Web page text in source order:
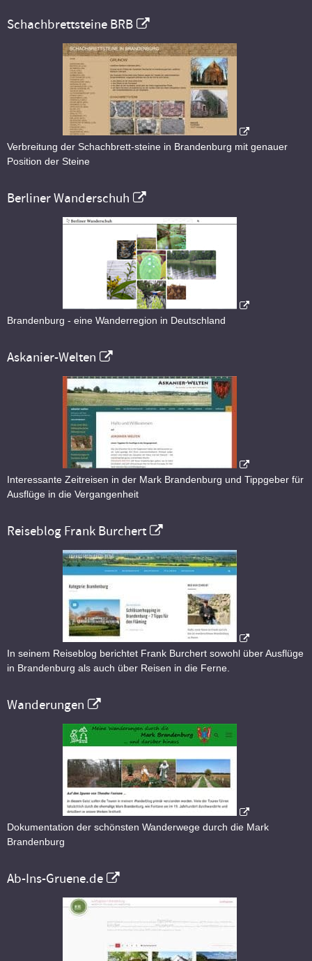
Schachbrettsteine BRB
Verbreitung der Schachbrett-steine in Brandenburg mit genauer
Position der Steine
Berliner Wanderschuh
Brandenburg - eine Wanderregion in Deutschland
Askanier-Welten
Interessante Zeitreisen in der Mark Brandenburg und Tippgeber für
Ausflüge in die Vergangenheit
Reiseblog Frank Burchert
In seinem Reiseblog berichtet Frank Burchert sowohl über Ausflüge
in Brandenburg als auch über Reisen in die Ferne.
Wanderungen
Dokumentation der schönsten Wanderwege durch die Mark
Brandenburg
Ab-Ins-Gruene.de